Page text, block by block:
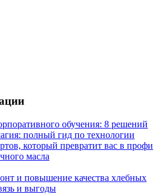
обучения: 8 решений
полный гид по технологии
который превратит вас в профи
масла
и повышение качества хлебных
и выгоды